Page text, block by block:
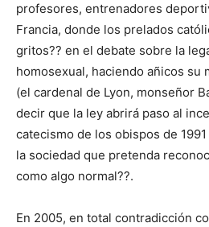
profesores, entrenadores
Francia, donde los prelados
gritos?? en el debate sobre la
homosexual, haciendo añicos su
(el cardenal de Lyon, monseñor
decir que la ley abrirá paso al
catecismo de los obispos de
la sociedad que pretenda
como algo normal??.
En 2005, en total contradicción